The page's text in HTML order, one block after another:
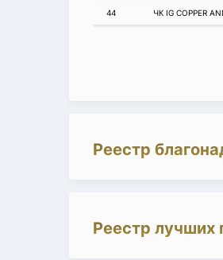
44 ЧК IG COPPER
Реестр
Реестр лучших